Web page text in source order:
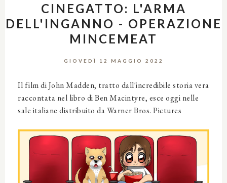
CINEGATTO: L'ARMA
DELL'INGANNO - OPERAZIONE
MINCEMEAT
GIOVEDÌ 12 MAGGIO 2022
Il film di John Madden, tratto dall'incredibile storia vera
raccontata nel libro di Ben Macintyre, esce oggi nelle
sale italiane distribuito da Warner Bros. Pictures